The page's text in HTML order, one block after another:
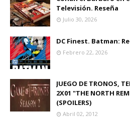
Televisión. Reseña
Julio 30, 2026
DC Finest. Batman:
Febrero 22, 2026
JUEGO DE TRONOS,
2X01 "THE NORTH
(SPOILERS)
Abril 02, 2012